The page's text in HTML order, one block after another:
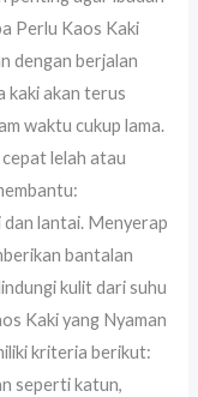
Perlu Kaos Kaki
dengan berjalan
kaki akan terus
waktu cukup lama.
lelah atau
lantai. Menyerap
bantalan
kulit dari suhu
Kaki yang Nyaman
kriteria berikut:
seperti katun,